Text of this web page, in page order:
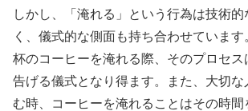
しかし、「淹れる」という行為は技術
く、儀式的な側面も持ち合わせていま
杯のコーヒーを淹れる際、そのプロセス
告げる儀式となり得ます。また、大切な
む時、コーヒーを淹れることはその時間